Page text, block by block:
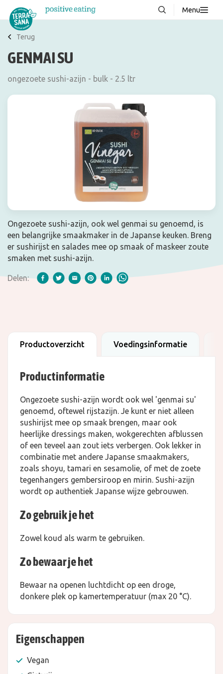
Menu
Over ons
Stories
Terug
GENMAI SU
ongezoete sushi-azijn - bulk - 2.5 ltr
Ongezoete sushi-azijn, ook wel genmai su genoemd, is
een belangrijke smaakmaker in de Japanse keuken. Breng
er sushirijst en salades mee op smaak of maskeer zoute
smaken met sushi-azijn.
Delen:
Productoverzicht Voedingsinformatie
Productinformatie
Ongezoete sushi-azijn wordt ook wel 'genmai su'
genoemd, oftewel rijstazijn. Je kunt er niet alleen
sushirijst mee op smaak brengen, maar ook
heerlijke dressings maken, wokgerechten afblussen
of een teveel aan zout iets verbergen. Ook lekker in
combinatie met andere Japanse smaakmakers,
zoals shoyu, tamari en sesamolie, of met de zoete
tegenhangers gembersiroop en mirin. Sushi-azijn
wordt op authentiek Japanse wijze gebrouwen.
Zo gebruik je het
Zowel koud als warm te gebruiken.
Zo bewaar je het
Bewaar na openen luchtdicht op een droge,
donkere plek op kamertemperatuur (max 20 °C).
Eigenschappen
Vegan